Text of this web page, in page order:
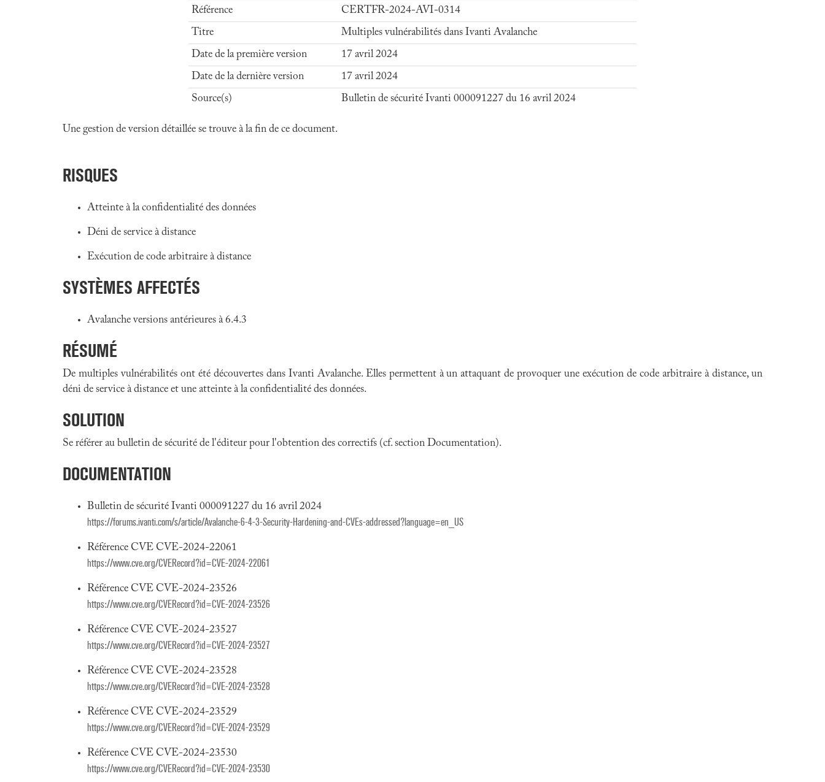
Référence
CERTFR-2024-AVI-0314
Titre
Multiples vulnérabilités dans Ivanti Avalanche
Date de la première version
17 avril 2024
Date de la dernière version
17 avril 2024
Source(s)
Bulletin de sécurité Ivanti 000091227 du 16 avril 2024
Une gestion de version détaillée se trouve à la fin de ce document.
RISQUES
Atteinte à la confidentialité des données
Déni de service à distance
Exécution de code arbitraire à distance
SYSTÈMES AFFECTÉS
Avalanche versions antérieures à 6.4.3
RÉSUMÉ
De multiples vulnérabilités ont été découvertes dans Ivanti Avalanche. Elles permettent à un attaquant de provoquer une exécution de code arbitraire à distance, un
déni de service à distance et une atteinte à la confidentialité des données.
SOLUTION
Se référer au bulletin de sécurité de l'éditeur pour l'obtention des correctifs (cf. section Documentation).
DOCUMENTATION
Bulletin de sécurité Ivanti 000091227 du 16 avril 2024
https://forums.ivanti.com/s/article/Avalanche-6-4-3-Security-Hardening-and-CVEs-addressed?language=en_US
Référence CVE CVE-2024-22061
https://www.cve.org/CVERecord?id=CVE-2024-22061
Référence CVE CVE-2024-23526
https://www.cve.org/CVERecord?id=CVE-2024-23526
Référence CVE CVE-2024-23527
https://www.cve.org/CVERecord?id=CVE-2024-23527
Référence CVE CVE-2024-23528
https://www.cve.org/CVERecord?id=CVE-2024-23528
Référence CVE CVE-2024-23529
https://www.cve.org/CVERecord?id=CVE-2024-23529
Référence CVE CVE-2024-23530
https://www.cve.org/CVERecord?id=CVE-2024-23530